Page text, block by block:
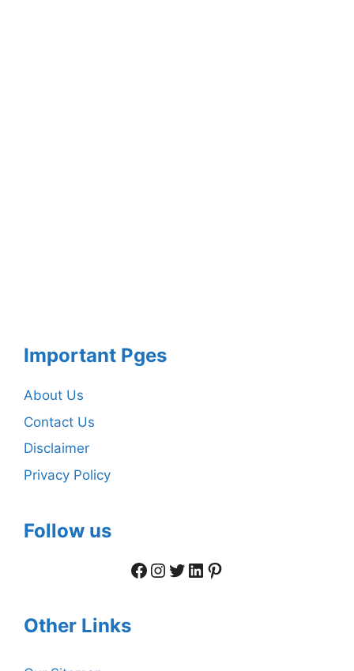
Important Pges
About Us
Contact Us
Disclaimer
Privacy Policy
Follow us
Facebook
Instagram
Twitter
LinkedIn
Pinterest
Other Links